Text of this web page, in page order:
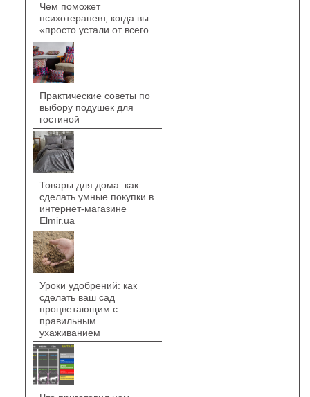
Чем поможет
психотерапевт, когда вы
«просто устали от всего
Практические советы по
выбору подушек для
гостиной
Товары для дома: как
сделать умные покупки в
интернет-магазине
Elmir.ua
Уроки удобрений: как
сделать ваш сад
процветающим с
правильным
ухаживанием